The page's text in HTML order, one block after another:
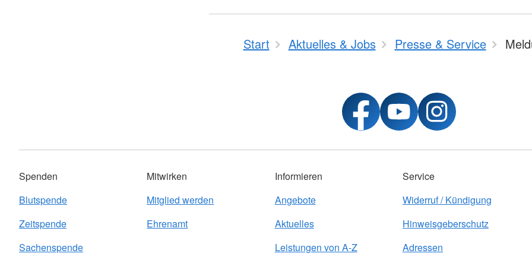
Start Aktuelles & Jobs Presse & Service
Spenden
Blutspende
Zeitspende
Sachenspende
Mitwirken
Mitglied werden
Ehrenamt
Informieren
Angebote
Aktuelles
Leistungen von A-Z
Service
Widerruf / Kündigung
Hinweisgeberschutz
Adressen